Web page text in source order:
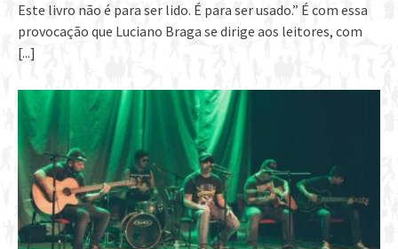
Este livro não é para ser lido. É para ser usado.” É com essa
provocação que Luciano Braga se dirige aos leitores, com
[...]